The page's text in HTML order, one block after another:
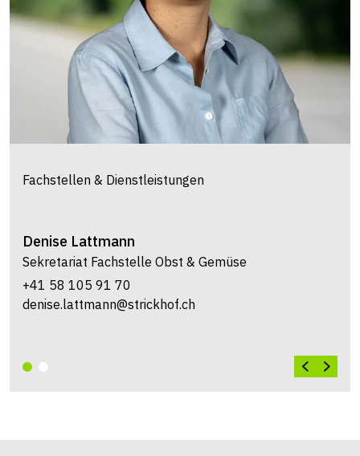
Fachstellen & Dienstleistungen
Denise Lattmann
Sekretariat Fachstelle Obst & Gemüse
+41 58 105 91 70
denise.lattmann@strickhof.ch